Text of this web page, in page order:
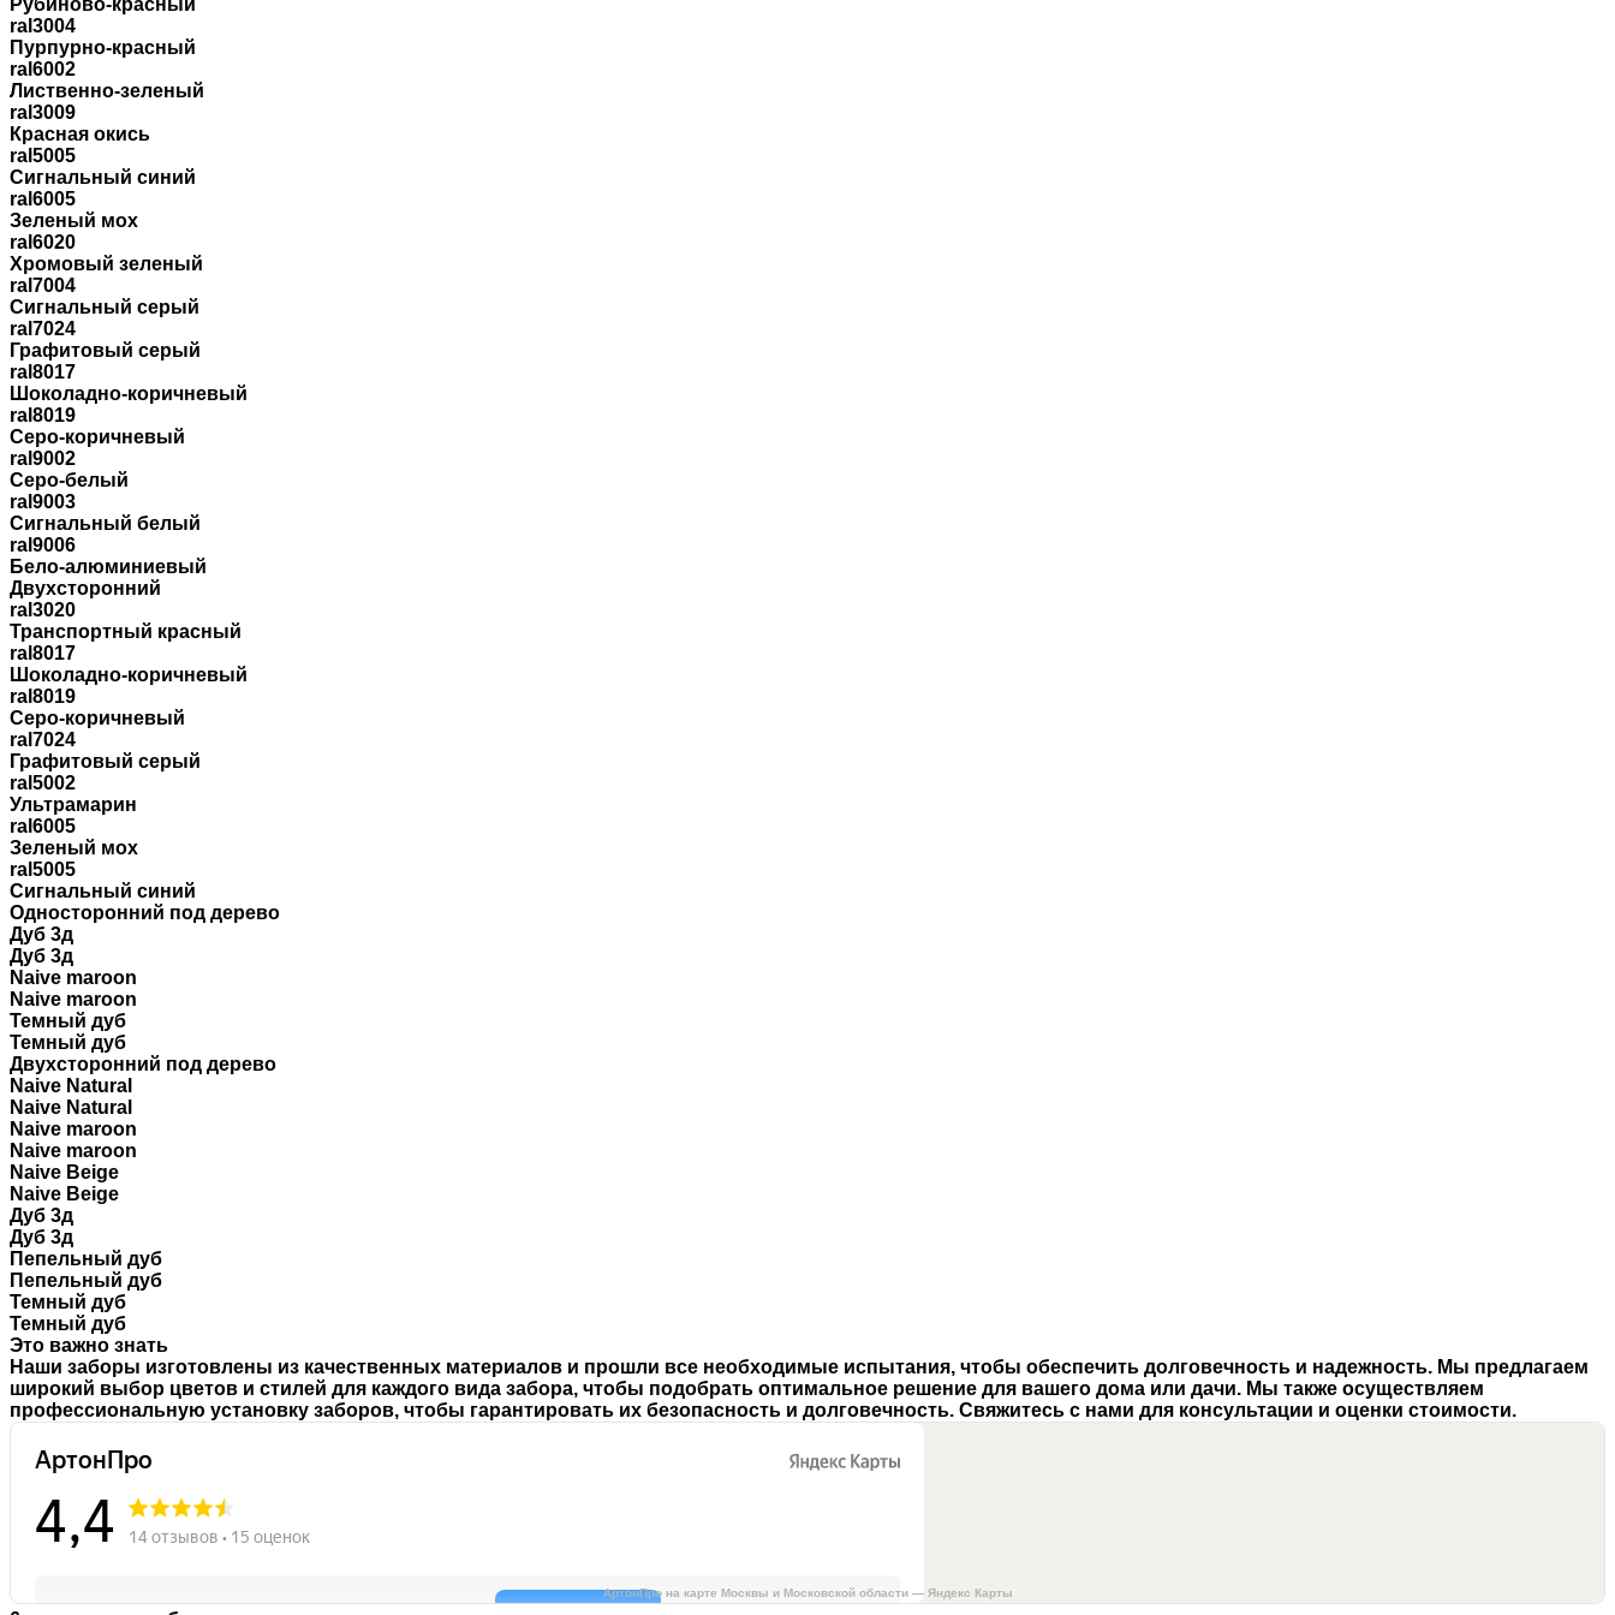
ral3004
Пурпурно-красный
ral6002
Лиственно-зеленый
ral3009
Красная окись
ral5005
Сигнальный синий
ral6005
Зеленый мох
ral6020
Хромовый зеленый
ral7004
Сигнальный серый
ral7024
Графитовый серый
ral8017
Шоколадно-коричневый
ral8019
Серо-коричневый
ral9002
Серо-белый
ral9003
Сигнальный белый
ral9006
Бело-алюминиевый
Двухсторонний
ral3020
Транспортный красный
ral8017
Шоколадно-коричневый
ral8019
Серо-коричневый
ral7024
Графитовый серый
ral5002
Ультрамарин
ral6005
Зеленый мох
ral5005
Сигнальный синий
Односторонний под дерево
Дуб 3д
Дуб 3д
Naive maroon
Naive maroon
Темный дуб
Темный дуб
Двухсторонний под дерево
Naive Natural
Naive Natural
Naive maroon
Naive maroon
Naive Beige
Naive Beige
Дуб 3д
Дуб 3д
Пепельный дуб
Пепельный дуб
Темный дуб
Темный дуб
Это важно знать
Наши заборы изготовлены из качественных материалов и прошли все необходимые испытания, чтобы обеспечить долговечность и надежность. Мы предлагаем
широкий выбор цветов и стилей для каждого вида забора, чтобы подобрать оптимальное решение для вашего дома или дачи. Мы также осуществляем
профессиональную установку заборов, чтобы гарантировать их безопасность и долговечность. Свяжитесь с нами для консультации и оценки стоимости.
АртонПро на карте Москвы и Московской области — Яндекс Карты